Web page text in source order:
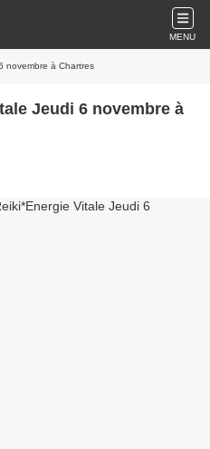
MENU
novembre à Chartres
Jeudi 6 novembre à